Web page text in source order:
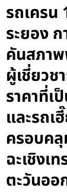
รถเครน
ระยอง
คันสภาพ
ผู้เชี่ยวช
ราคาที่เ
และรถเ
ครอบค
ฉะเชิงเ
ตะวันออ